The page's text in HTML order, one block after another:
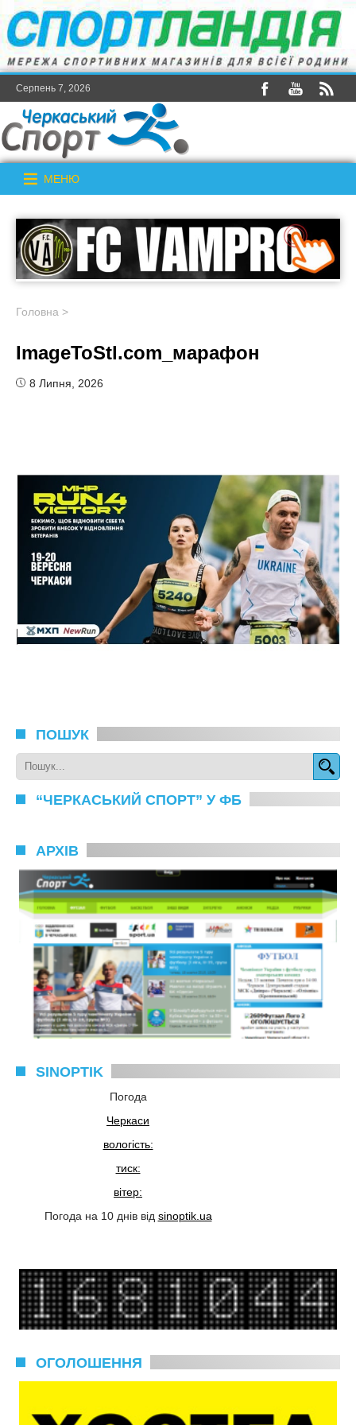
Серпень 7, 2026
МЕНЮ
Головна >
ImageToStl.com_марафон
8 Липня, 2026
ПОШУК
“ЧЕРКАСЬКИЙ СПОРТ” У ФБ
АРХІВ
SINOPTIK
Погода
Черкаси
вологість:
тиск:
вітер:
Погода на 10 днів від sinoptik.ua
ОГОЛОШЕННЯ